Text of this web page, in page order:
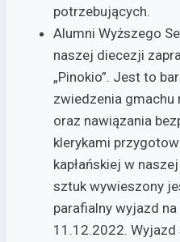
potrzebujących.
Alumni Wyższego
naszej diecezji
„Pinokio”. Jest to
zwiedzenia gmachu
oraz nawiązania
klerykami
kapłańskiej w
sztuk wywieszony
parafialny wyjazd
11.12.2022. Wyjazd